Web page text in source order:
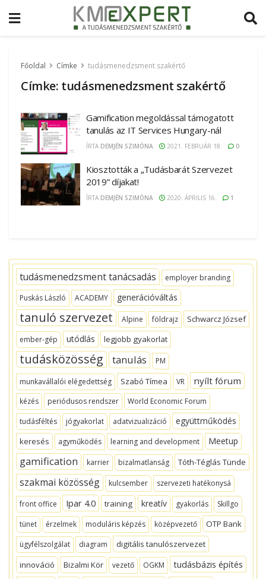
Főoldal Címke tudásmenedzsment szakértő
Címke: tudásmenedzsment szakértő
Gamification megoldással támogatott
tanulás az IT Services Hungary-nál
ÍRTA DEMJÉN SZIMÓNA 2021. FEBRUÁR 18. 0
Kiosztották a „Tudásbarát Szervezet
2019” díjakat!
ÍRTA DEMJÉN SZIMÓNA 2020. ÁPRILIS 16. 1
tudásmenedzsment tanácsadás
employer branding
Puskás László
ACADEMY generációváltás
tanuló szervezet Alpine földrajz Schwarcz József
ember-gép utódlás legjobb gyakorlat
tudásközösség tanulás PM
munkavállalói elégedettség Szabó Tímea VR nyílt fórum
kézés periódusos rendszer
World Economic Forum
tudásféltés
jógyakorlat adatvizualizáció együttműködés
keresés agyműködés learning and development Meetup
gamification karrier bizalmatlanság Tóth-Téglás Tünde
szakmai közösség kulcsember szervezeti hatékonysá
front office Ipar 4.0 training kreatív gyakorlás
Skillgo
tünet
érzelmek moduláris képzés középvezető OTP Bank
ügyfélszolgálat diagram
digitális tanulószervezet
innováció
Bizalmi Kör vezető OGKM tudásbázis építés